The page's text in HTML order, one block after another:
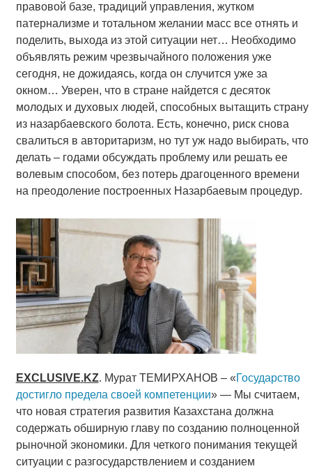
правовой базе, традиций управления, жутком
патернализме и тотальном желании масс все отнять и
поделить, выхода из этой ситуации нет… Необходимо
объявлять режим чрезвычайного положения уже
сегодня, не дожидаясь, когда он случится уже за
окном… Уверен, что в стране найдется с десяток
молодых и духовых людей, способных вытащить страну
из назарбаевского болота. Есть, конечно, риск снова
свалиться в авторитаризм, но тут уж надо выбирать, что
делать – годами обсуждать проблему или решать ее
волевым способом, без потерь драгоценного времени
на преодоление построенных Назарбаевым процедур.
EXCLUSIVE.KZ. Мурат ТЕМИРХАНОВ – «Государство
достигло предела своей компетенции» — Мы считаем,
что новая стратегия развития Казахстана должна
содержать обширную главу по созданию полноценной
рыночной экономики. Для четкого понимания текущей
ситуации с разгосударствлением и созданием